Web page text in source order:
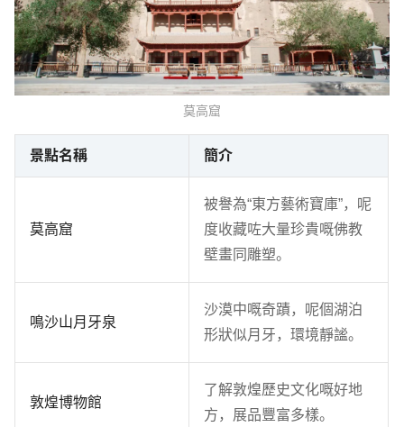
莫高窟
景點名稱 簡介
莫高窟
被譽為“東方藝術寶庫”，呢
度收藏咗大量珍貴嘅佛教
壁畫同雕塑。
鳴沙山月牙泉
沙漠中嘅奇蹟，呢個湖泊
形狀似月牙，環境靜謐。
敦煌博物館
了解敦煌歷史文化嘅好地
方，展品豐富多樣。